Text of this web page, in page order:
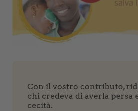
Con il vostro contributo,
chi credeva di averla persa
cecità.